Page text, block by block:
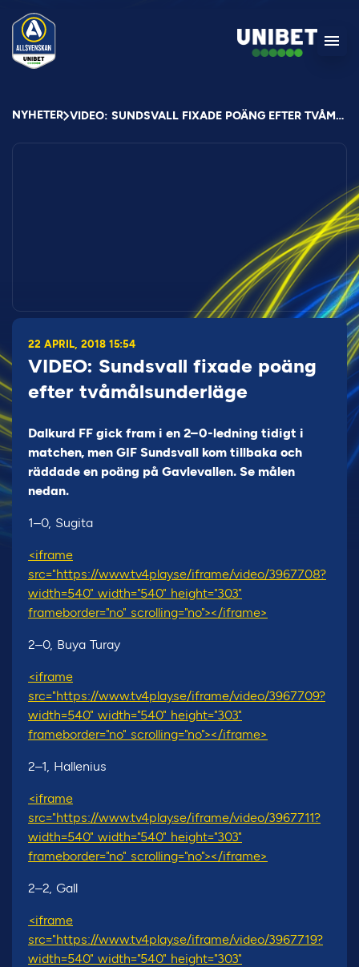
NYHETER VIDEO: SUNDSVALL FIXADE POÄNG EFTER TVÅMÅLSUNDERLÄGE
22 APRIL, 2018 15:54
VIDEO: Sundsvall fixade poäng
efter tvåmålsunderläge
Dalkurd FF gick fram i en 2–0-ledning tidigt i
matchen, men GIF Sundsvall kom tillbaka och
räddade en poäng på Gavlevallen. Se målen
nedan.
1–0, Sugita
<iframe
src="https://www.tv4play.se/iframe/video/3967708?
width=540" width="540" height="303"
frameborder="no" scrolling="no"></iframe>
2–0, Buya Turay
<iframe
src="https://www.tv4play.se/iframe/video/3967709?
width=540" width="540" height="303"
frameborder="no" scrolling="no"></iframe>
2–1, Hallenius
<iframe
src="https://www.tv4play.se/iframe/video/3967711?
width=540" width="540" height="303"
frameborder="no" scrolling="no"></iframe>
2–2, Gall
<iframe
src="https://www.tv4play.se/iframe/video/3967719?
width=540" width="540" height="303"